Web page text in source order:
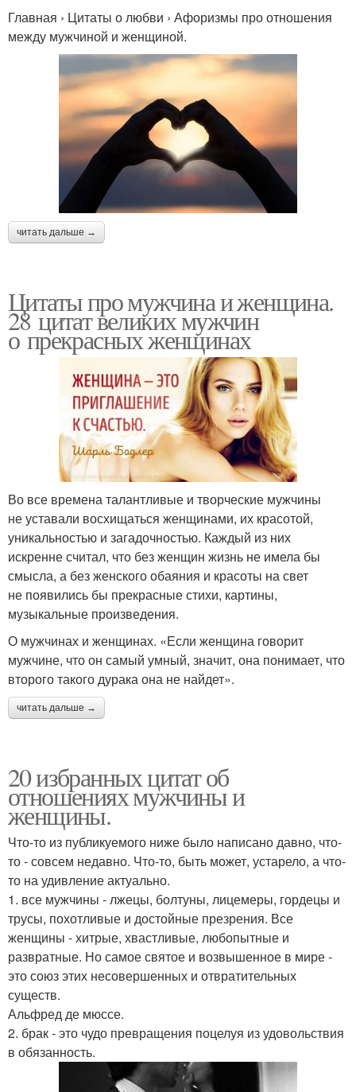
Главная › Цитаты о любви › Афоризмы про отношения
между мужчиной и женщиной.
читать дальше →
Цитаты про мужчина и женщина.
28 цитат великих мужчин
о прекрасных женщинах
Во все времена талантливые и творческие мужчины
не уставали восхищаться женщинами, их красотой,
уникальностью и загадочностью. Каждый из них
искренне считал, что без женщин жизнь не имела бы
смысла, а без женского обаяния и красоты на свет
не появились бы прекрасные стихи, картины,
музыкальные произведения.
О мужчинах и женщинах. «Если женщина говорит
мужчине, что он самый умный, значит, она понимает, что
второго такого дурака она не найдет».
читать дальше →
20 избранных цитат об
отношениях мужчины и
женщины.
Что-то из публикуемого ниже было написано давно, что-
то - совсем недавно. Что-то, быть может, устарело, а что-
то на удивление актуально.
1. все мужчины - лжецы, болтуны, лицемеры, гордецы и
трусы, похотливые и достойные презрения. Все
женщины - хитрые, хвастливые, любопытные и
развратные. Но самое святое и возвышенное в мире -
это союз этих несовершенных и отвратительных
существ.
Альфред де мюссе.
2. брак - это чудо превращения поцелуя из удовольствия
в обязанность.